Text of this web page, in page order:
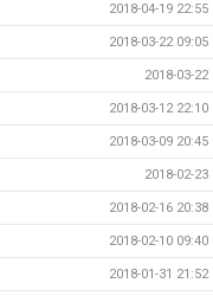
2018-04-19 22:55
2018-03-22 09:05
2018-03-22
2018-03-12 22:10
2018-03-09 20:45
2018-02-23
2018-02-16 20:38
2018-02-10 09:40
2018-01-31 21:52